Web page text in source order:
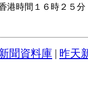
港時間１６時２５分
聞資料庫 昨天